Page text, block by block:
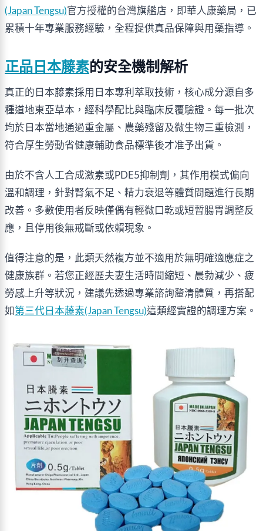
(Japan Tengsu)官方授權的台灣旗艦店，即華人康藥局，已
累積十年專業服務經驗，全程提供真品保障與用藥指導。
正品日本藤素的安全機制解析
真正的日本藤素採用日本專利萃取技術，核心成分源自多
種道地東亞草本，經科學配比與臨床反覆驗證。每一批次
均於日本當地通過重金屬、農藥殘留及微生物三重檢測，
符合厚生勞動省健康輔助食品標準後才准予出貨。
由於不含人工合成激素或PDE5抑制劑，其作用模式偏向
溫和調理，針對腎氣不足、精力衰退等體質問題進行長期
改善。多數使用者反映僅偶有輕微口乾或短暫腸胃調整反
應，且停用後無戒斷或依賴現象。
值得注意的是，此類天然複方並不適用於無明確適應症之
健康族群。若您正經歷夫妻生活時間縮短、晨勃減少、疲
勞感上升等狀況，建議先透過專業諮詢釐清體質，再搭配
如 第三代日本藤素(Japan Tengsu)這類經實證的調理方案。